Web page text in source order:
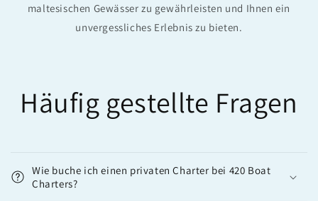
maltesischen Gewässer zu gewährleisten und Ihnen ein
unvergessliches Erlebnis zu bieten.
Häufig gestellte Fragen
Wie buche ich einen privaten Charter bei 420 Boat
Charters?